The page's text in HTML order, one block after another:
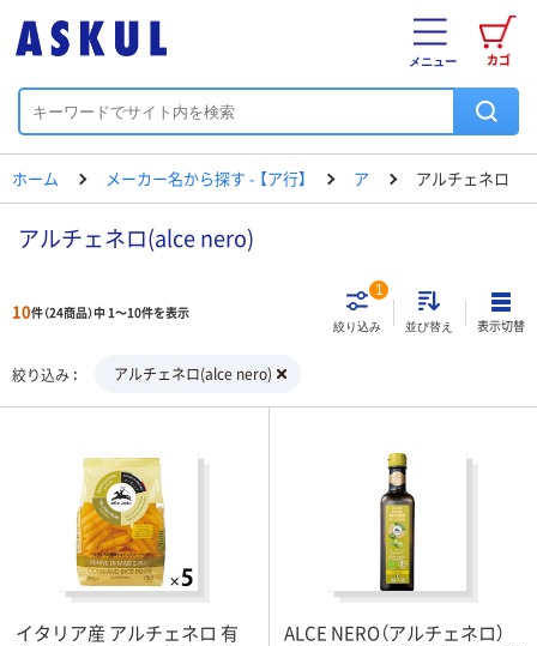
カゴ
メニュー
ホーム メーカー名から探す - 【ア行】 ア アルチェネロ
アルチェネロ(alce nero)
10件（24商品）中 1～10件を表示
絞り込み
1
並び替え 表示切替
絞り込み アルチェネロ(alce nero)
イタリア産 アルチェネロ 有
ALCE NERO（アルチェネロ）